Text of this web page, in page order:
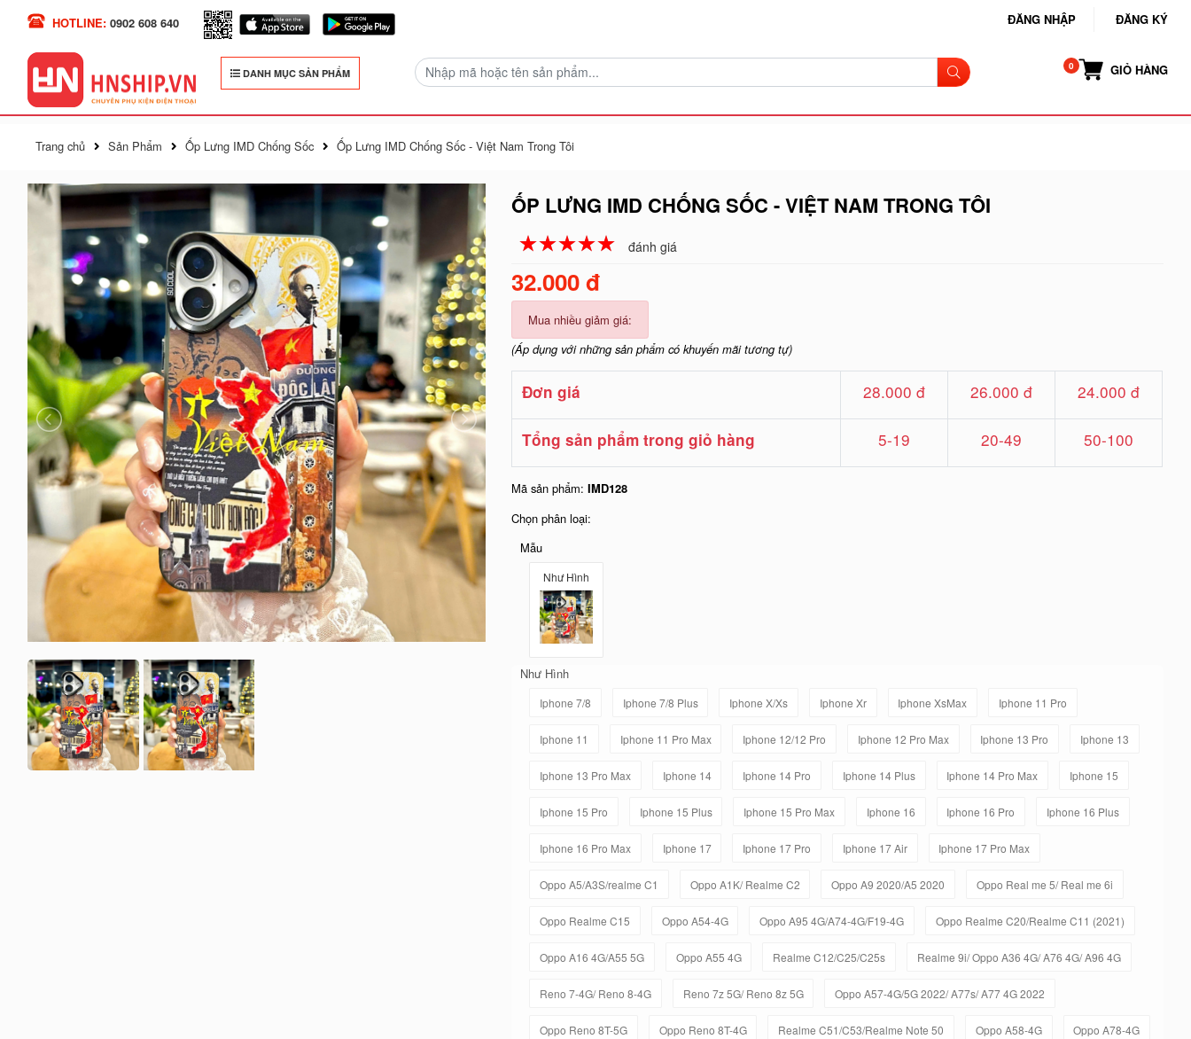
HOTLINE: 0902 608 640 ĐĂNG NHẬP ĐĂNG KÝ
DANH MỤC SẢN PHẨM GIỎ HÀNG
Trang chủ Sản Phẩm Ốp Lưng IMD Chống Sốc Ốp Lưng IMD Chống Sốc - Việt Nam Trong Tôi
ỐP LƯNG IMD CHỐNG SỐC - VIỆT NAM TRONG TÔI
☆☆☆☆☆
★★★★★ đánh giá
32.000 đ
Mua nhiều giảm giá:
(Áp dụng với những sản phẩm có khuyến mãi tương tự)
Đơn giá 28.000 đ 26.000 đ 24.000 đ
Tổng sản phẩm trong giỏ hàng 5-19 20-49 50-100
Mã sản phẩm:IMD128
Chọn phân loại:
Mẫu
Như Hình
Như Hình
Iphone 7/8 Iphone 7/8 Plus Iphone X/Xs Iphone Xr Iphone XsMax Iphone 11 Pro
Iphone 11 Iphone 11 Pro Max Iphone 12/12 Pro Iphone 12 Pro Max Iphone 13 Pro Iphone 13
Iphone 13 Pro Max Iphone 14 Iphone 14 Pro Iphone 14 Plus Iphone 14 Pro Max Iphone 15
Iphone 15 Pro Iphone 15 Plus Iphone 15 Pro Max Iphone 16 Iphone 16 Pro Iphone 16 Plus
Iphone 16 Pro Max Iphone 17 Iphone 17 Pro Iphone 17 Air Iphone 17 Pro Max
Oppo A5/A3S/realme C1 Oppo A1K/ Realme C2 Oppo A9 2020/A5 2020 Oppo Real me 5/ Real me 6i
Oppo Realme C15 Oppo A54-4G Oppo A95 4G/A74-4G/F19-4G Oppo Realme C20/Realme C11 (2021)
Oppo A16 4G/A55 5G Oppo A55 4G Realme C12/C25/C25s Realme 9i/ Oppo A36 4G/ A76 4G/ A96 4G
Reno 7-4G/ Reno 8-4G Reno 7z 5G/ Reno 8z 5G Oppo A57-4G/5G 2022/ A77s/ A77 4G 2022
Oppo Reno 8T-5G Oppo Reno 8T-4G Realme C51/C53/Realme Note 50 Oppo A58-4G Oppo A78-4G